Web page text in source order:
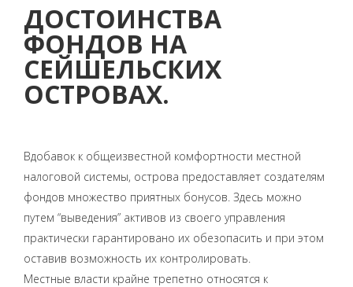
ДОСТОИНСТВА
ФОНДОВ НА
СЕЙШЕЛЬСКИХ
ОСТРОВАХ.
Вдобавок к общеизвестной комфортности местной
налоговой системы, острова предоставляет создателям
фондов множество приятных бонусов. Здесь можно
путем “выведения” активов из своего управления
практически гарантировано их обезопасить и при этом
оставив возможность их контролировать.
Местные власти крайне трепетно относятся к